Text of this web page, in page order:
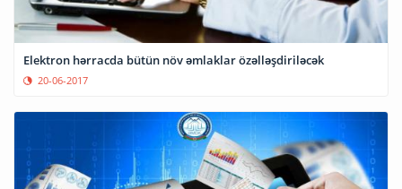
Elektron hərracda bütün növ əmlaklar özəlləşdiriləcək
20-06-2017